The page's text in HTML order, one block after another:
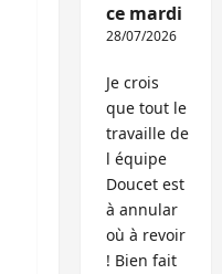
ce mardi
28/07/2026
Je crois
que tout le
travaille de
l équipe
Doucet est
à annular
où à revoir
! Bien fait